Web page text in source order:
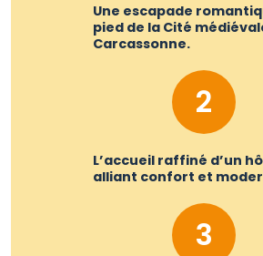
Une escapade
pied de la Cité
Carcassonne.
2
L’accueil raffiné d’un
alliant confort et
3